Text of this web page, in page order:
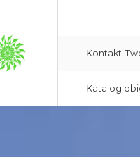
Kontakt
Katalog